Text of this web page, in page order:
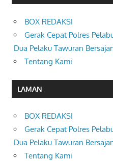
BOX REDAKSI
Gerak Cepat Polres
Dua Pelaku Tawuran
Tentang Kami
LAMAN
BOX REDAKSI
Gerak Cepat Polres
Dua Pelaku Tawuran
Tentang Kami